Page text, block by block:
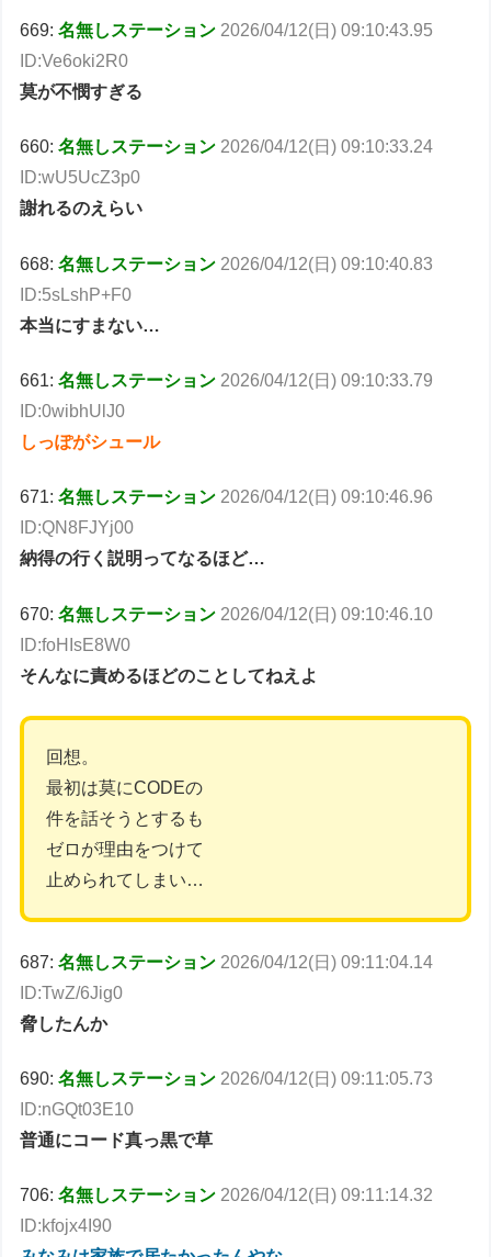
669:名無しステーション 2026/04/12(日) 09:10:43.95
ID:Ve6oki2R0
莫が不憫すぎる
660:名無しステーション 2026/04/12(日) 09:10:33.24
ID:wU5UcZ3p0
謝れるのえらい
668:名無しステーション 2026/04/12(日) 09:10:40.83
ID:5sLshP+F0
本当にすまない…
661:名無しステーション 2026/04/12(日) 09:10:33.79
ID:0wibhUlJ0
しっぽがシュール
671:名無しステーション 2026/04/12(日) 09:10:46.96
ID:QN8FJYj00
納得の行く説明ってなるほど…
670:名無しステーション 2026/04/12(日) 09:10:46.10
ID:foHIsE8W0
そんなに責めるほどのことしてねえよ
回想。
最初は莫にCODEの
件を話そうとするも
ゼロが理由をつけて
止められてしまい…
687:名無しステーション 2026/04/12(日) 09:11:04.14
ID:TwZ/6Jig0
脅したんか
690:名無しステーション 2026/04/12(日) 09:11:05.73
ID:nGQt03E10
普通にコード真っ黒で草
706:名無しステーション 2026/04/12(日) 09:11:14.32
ID:kfojx4I90